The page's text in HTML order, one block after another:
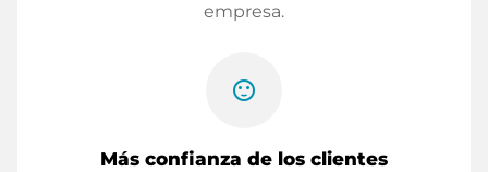
empresa.
sentiment_satisfied
Más confianza de los clientes